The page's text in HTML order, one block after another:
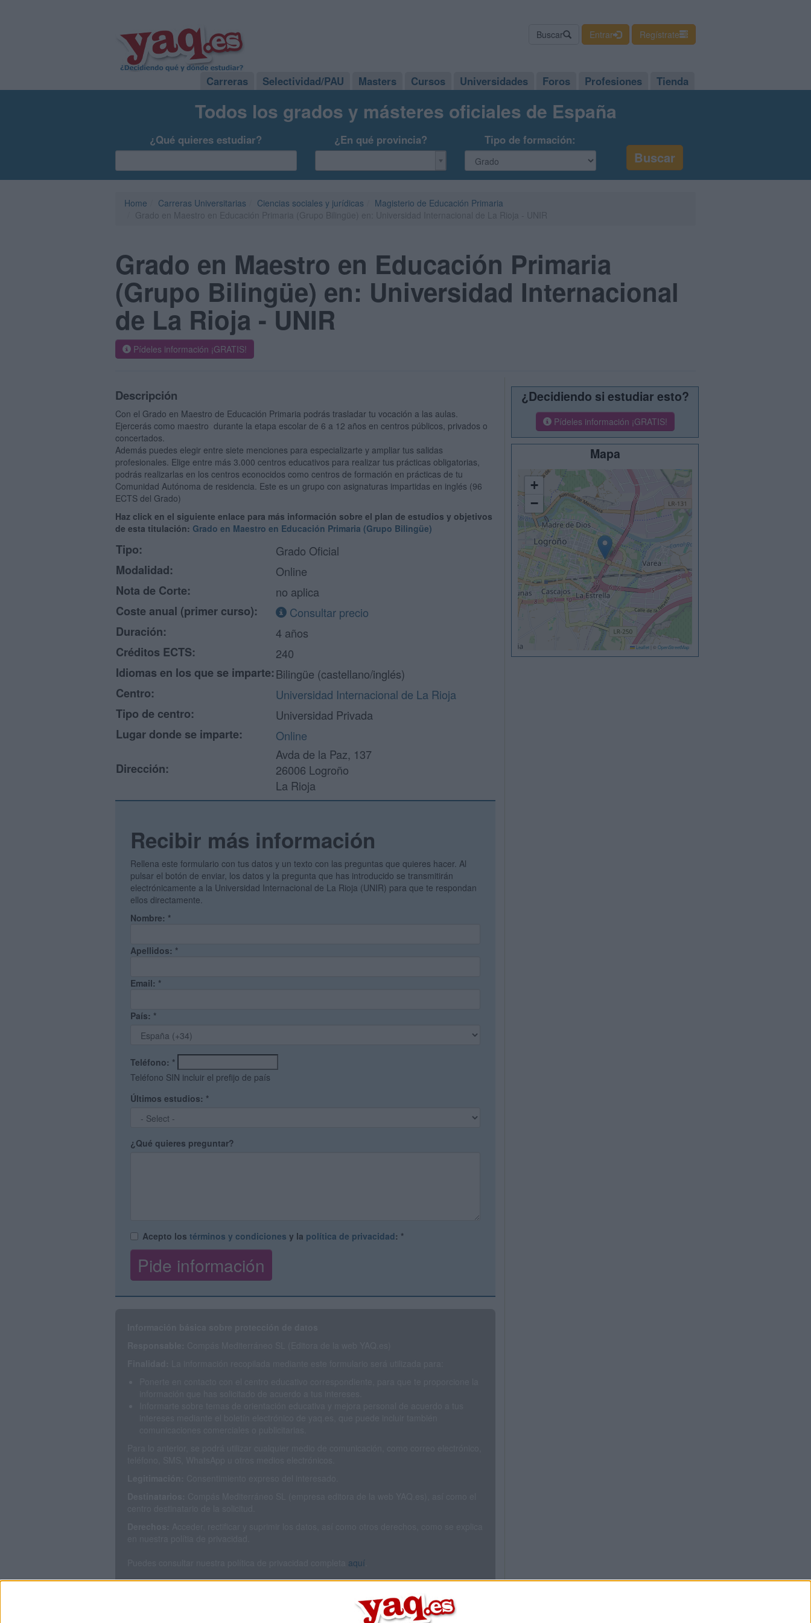
Buscar Entrar Regístrate
Carreras Selectividad/PAU Masters Cursos Universidades Foros Profesiones Tienda
Todos los grados y másteres oficiales de España
¿Qué quieres estudiar? ¿En qué provincia? Tipo de formación:
Home Carreras Universitarias Ciencias sociales y jurídicas
Magisterio de Educación Primaria
Grado en Maestro en Educación Primaria
(Grupo Bilingüe) en: Universidad Internacional
de La Rioja - UNIR
Pídeles información ¡GRATIS!
Descripción
Con el Grado en Maestro de Educación Primaria podrás trasladar tu vocación a las aulas.
Ejercerás como maestro durante la etapa escolar de 6 a 12 años en centros públicos, privados o
concertados.
Además puedes elegir entre siete menciones para especializarte y ampliar tus salidas
profesionales. Elige entre más 3.000 centros educativos para realizar tus prácticas obligatorias,
podrás realizarlas en los centros econocidos como centros de formación en prácticas de tu
Comunidad Autónoma de residencia. Este es un grupo con asignaturas impartidas en inglés (96
ECTS del Grado)
Haz click en el siguiente enlace para más información sobre el plan de estudios y objetivos
de esta titulación: Grado en Maestro en Educación Primaria (Grupo Bilingüe)
Tipo:
Grado Oficial
Modalidad:
Online
Nota de Corte:
no aplica
Coste anual (primer curso):
Consultar precio
Duración:
4 años
Créditos ECTS:
240
Idiomas en los que se imparte:Bilingüe (castellano/inglés)
Centro:
Universidad Internacional de La Rioja
Tipo de centro:
Universidad Privada
Lugar donde se imparte:
Online
Dirección:
Avda de la Paz, 137
26006 Logroño
La Rioja
Recibir más información
Rellena este formulario con tus datos y un texto con las preguntas que quieres hacer. Al
pulsar el botón de enviar, los datos y la pregunta que has introducido se transmitirán
electrónicamente a la Universidad Internacional de La Rioja (UNIR) para que te respondan
ellos directamente.
Nombre: *
Apellidos: *
Email: *
País: *
Teléfono: *
Teléfono SIN incluir el prefijo de país
Últimos estudios: *
¿Qué quieres preguntar?
Acepto los términos y condiciones y la política de privacidad: *
aquí
¿Decidiendo si estudiar esto?
Pídeles información ¡GRATIS!
Mapa
+
−
Leaflet © OpenStreetMap